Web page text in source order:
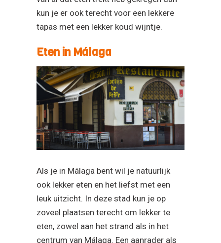
Als je in Málaga bent wil je natuurlijk
ook lekker eten en het liefst met een
leuk uitzicht. In deze stad kun je op
zoveel plaatsen terecht om lekker te
eten, zowel aan het strand als in het
centrum van Málaga. Een aanrader als
je tapas wilt eten is
Cortijo de Pepe
deze is gevestigd aan het Plaza Merced
2. Vlakbij het geboortehuis van Picasso.
Een ander restaurant waar je lekker kunt